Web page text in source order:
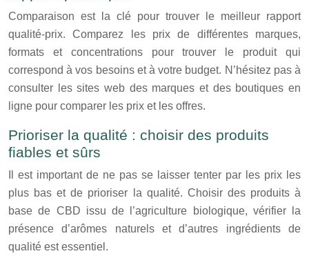
Comparaison est la clé pour trouver le meilleur rapport
qualité-prix. Comparez les prix de différentes marques,
formats et concentrations pour trouver le produit qui
correspond à vos besoins et à votre budget. N’hésitez pas à
consulter les sites web des marques et des boutiques en
ligne pour comparer les prix et les offres.
Prioriser la qualité : choisir des produits
fiables et sûrs
Il est important de ne pas se laisser tenter par les prix les
plus bas et de prioriser la qualité. Choisir des produits à
base de CBD issu de l’agriculture biologique, vérifier la
présence d’arômes naturels et d’autres ingrédients de
qualité est essentiel.